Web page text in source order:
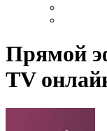
Прямой
TV